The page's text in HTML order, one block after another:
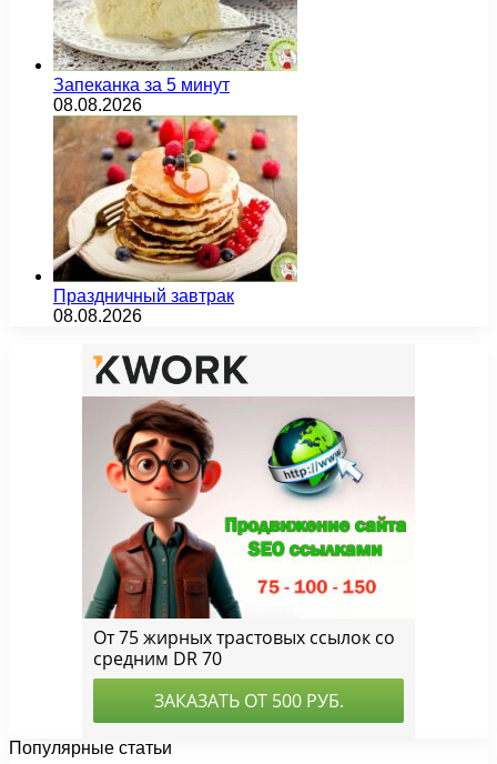
Запеканка за 5 минут
08.08.2026
Праздничный завтрак
08.08.2026
Популярные статьи